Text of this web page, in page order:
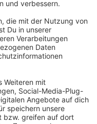
für deutsch-
durch Teigi Nagai.